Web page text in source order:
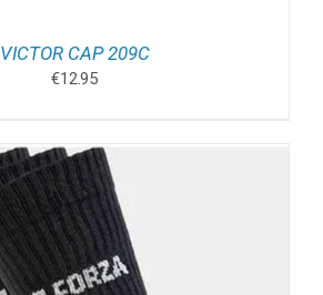
VICTOR CAP 209C
€12.95